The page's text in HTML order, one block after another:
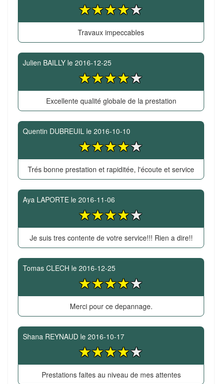
Travaux impeccables
Julien BAILLY le 2016-12-25
Excellente qualité globale de la prestation
Quentin DUBREUIL le 2016-10-10
Trés bonne prestation et rapiditée, l'écoute et service
Aya LAPORTE le 2016-11-06
Je suis tres contente de votre service!!! Rien a dire!!
Tomas CLECH le 2016-12-25
Merci pour ce depannage.
Shana REYNAUD le 2016-10-17
Prestations faites au niveau de mes attentes